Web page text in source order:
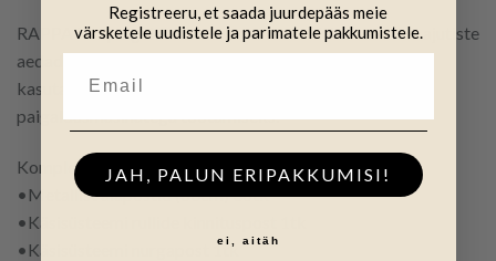
RAPPA käsipaigaldus süsteem on sobiv lühikeste- või ajutiste
aedade rajamiseks. Samuti on käsisüsteemi võimalik
kasutada oludes, kus pole piisavalt ruumi
paigaldusmasinatega töötamiseks.
Komplekti kuuluvad:
•Metallist aiapostid (80cm) 36tk
•Käsisüsteemi rullide kinnituspost 1tk
•Käsisüsteemi nurgapost 1tk
Registreeru, et saada juurdepääs meie
värsketele uudistele ja parimatele pakkumistele.
JAH, PALUN ERIPAKKUMISI!
ei, aitäh